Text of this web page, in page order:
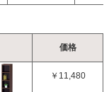
価格
￥11,480